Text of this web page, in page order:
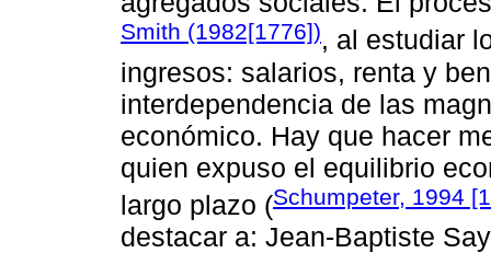
Smith (1982[1776]), al estudiar
ingresos: salarios, renta y
interdependencia de las
económico. Hay que hacer
quien expuso el equilibrio
largo plazo (Schumpeter, 1994
destacar a: Jean-Baptiste